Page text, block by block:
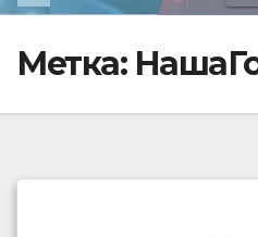
Метка: